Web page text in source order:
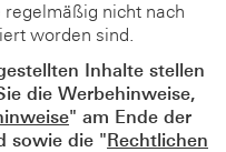
nicht nach
worden sind.
Inhalte stellen
die Werbehinweise,
" am Ende der
sowie die "Rechtlichen